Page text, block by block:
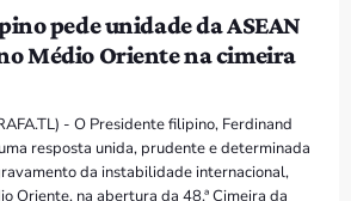
pede unidade da ASEAN
Médio Oriente na cimeira
- O Presidente filipino, Ferdinand
resposta unida, prudente e determinada
da instabilidade internacional,